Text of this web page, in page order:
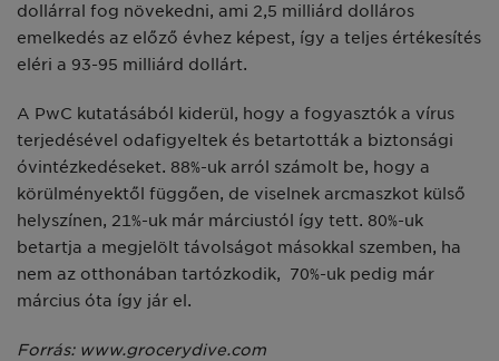
dollárral fog növekedni, ami 2,5 milliárd dolláros
emelkedés az előző évhez képest, így a teljes értékesítés
eléri a 93-95 milliárd dollárt.
A PwC kutatásából kiderül, hogy a fogyasztók a vírus
terjedésével odafigyeltek és betartották a biztonsági
óvintézkedéseket. 88%-uk arról számolt be, hogy a
körülményektől függően, de viselnek arcmaszkot külső
helyszínen, 21%-uk már márciustól így tett. 80%-uk
betartja a megjelölt távolságot másokkal szemben, ha
nem az otthonában tartózkodik, 70%-uk pedig már
március óta így jár el.
Forrás: www.grocerydive.com